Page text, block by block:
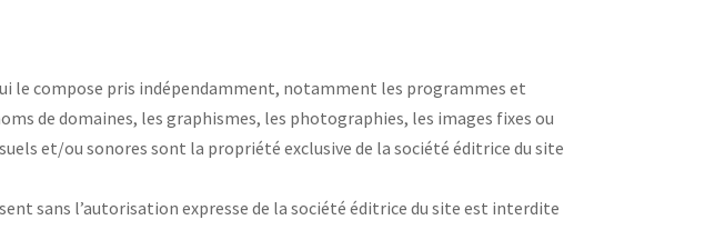
le compose pris indépendamment, notamment les programmes et
de domaines, les graphismes, les photographies, les images fixes ou
et/ou sonores sont la propriété exclusive de la société éditrice du site
sans l’autorisation expresse de la société éditrice du site est interdite